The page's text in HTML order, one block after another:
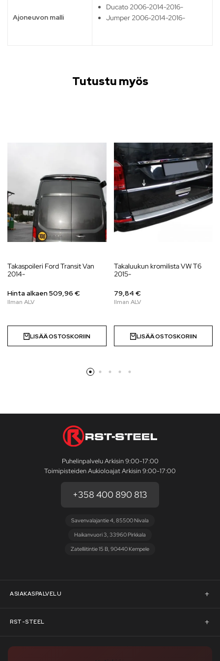
Ajoneuvon malli
Ducato 2006-2014-2016-
Jumper 2006-2014-2016-
Tutustu myös
Takaspoileri Ford Transit Van
2014-
Hinta alkaen 509,96 €
LISÄÄ OSTOSKORIIN
Takaluukun kromilista VW T6
2015-
79,84 €
LISÄÄ OSTOSKORIIN
Puhelinpalvelu Arkisin 9:00-17:00
Toimipisteiden Aukioloajat Arkisin 9:00-17:00
+358 400 890 813
Savenvalajantie 4, 85500 Nivala
Haikanvuori 3, 33960 Pirkkala
Zatelliitintie 15 B, 90440 Kempele
ASIAKASPALVELU
Asiakaspalvelu
Pyydä tarjous
RST-STEEL
RST-Steelin tarina